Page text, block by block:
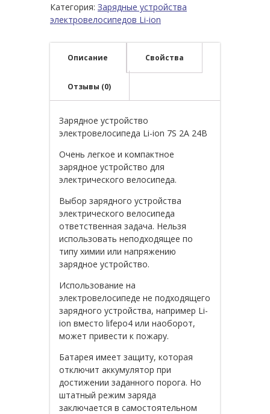
Категория: Зарядные устройства
электровелосипедов Li-ion
Описание Свойства
Отзывы (0)
Зарядное устройство
электровелосипеда Li-ion 7S 2A 24В
Очень легкое и компактное
зарядное устройство для
электрического велосипеда.
Выбор зарядного устройства
электрического велосипеда
ответственная задача. Нельзя
использовать неподходящее по
типу химии или напряжению
зарядное устройство.
Использование на
электровелосипеде не подходящего
зарядного устройства, например Li-
ion вместо lifepo4 или наоборот,
может привести к пожару.
Батарея имеет защиту, которая
отключит аккумулятор при
достижении заданного порога. Но
штатный режим заряда
заключается в самостоятельном